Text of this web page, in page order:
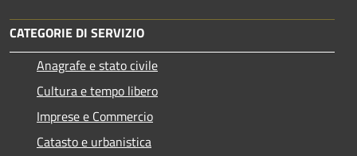
CATEGORIE DI SERVIZIO
Anagrafe e stato civile
Cultura e tempo libero
Imprese e Commercio
Catasto e urbanistica